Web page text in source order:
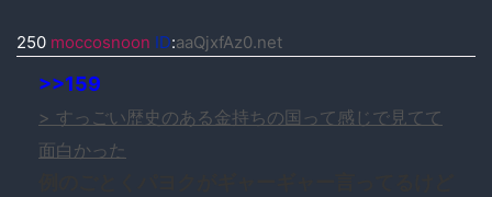
250 moccosnoon ID:aaQjxfAz0.net
>>159
> すっごい歴史のある金持ちの国って感じで見てて
面白かった